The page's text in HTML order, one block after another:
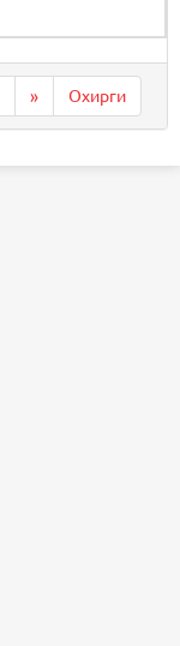
» Охирги